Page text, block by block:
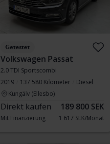
Getestet
Volkswagen Passat
2.0 TDI Sportscombi
2019
137 580 Kilometer
Diesel
Kungälv (Ellesbo)
Direkt kaufen 189 800 SEK
Mit Finanzierung 1 617 SEK/Monat